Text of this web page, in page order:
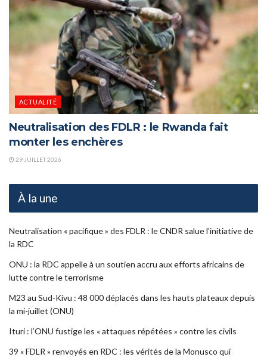
ACTUALITÉ
Neutralisation des FDLR : le Rwanda fait
monter les enchères
29 JUILLET 2026
À la une
Neutralisation « pacifique » des FDLR : le CNDR salue l’initiative de
la RDC
ONU : la RDC appelle à un soutien accru aux efforts africains de
lutte contre le terrorisme
M23 au Sud-Kivu : 48 000 déplacés dans les hauts plateaux depuis
la mi-juillet (ONU)
Ituri : l’ONU fustige les « attaques répétées » contre les civils
39 « FDLR » renvoyés en RDC : les vérités de la Monusco qui